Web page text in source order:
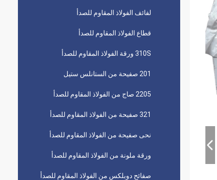
لفائف الفولاذ المقاوم للصدأ
قطاع الفولاذ المقاوم للصدأ
310S ورقة الفولاذ المقاوم للصدأ
201 صفيحة من الستانلس ستيل
2205 صاج من الفولاذ المقاوم للصدأ
321 صفيحة من الفولاذ المقاوم للصدأ
نحى صفيحة من الفولاذ المقاوم للصدأ
ورقة ملونة من الفولاذ المقاوم للصدأ
صفائح دوبلكس من الفولاذ المقاوم للصدأ